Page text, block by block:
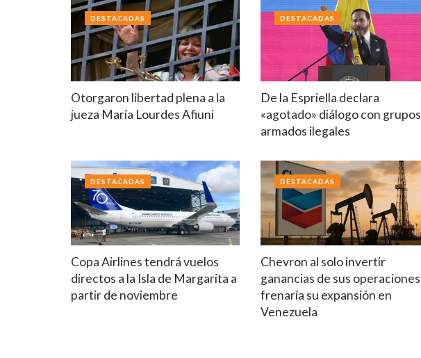
Otorgaron libertad plena a la
jueza María Lourdes Afiuni
DESTACADAS
De la Espriella declara
«agotado» diálogo con grupos
armados ilegales
DESTACADAS
Copa Airlines tendrá vuelos
directos a la Isla de Margarita a
partir de noviembre
DESTACADAS
Chevron al solo invertir
ganancias de sus operaciones
frenaría su expansión en
Venezuela
DESTACADAS